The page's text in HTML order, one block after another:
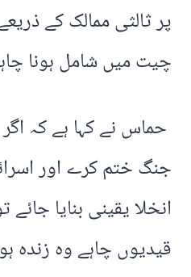
پر ثالثی ممالک کے
چیت میں شامل ہونا
حماس نے کہا ہے کہ
جنگ ختم کرے اور
انخلا یقینی بنایا جائے
قیدیوں چاہے وہ زندہ